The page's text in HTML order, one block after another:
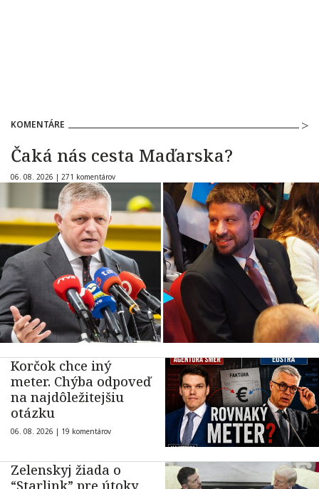
KOMENTÁRE
Čaká nás cesta Maďarska?
06. 08. 2026 | 271 komentárov
Korčok chce iný
meter. Chýba odpoveď
na najdôležitejšiu
otázku
06. 08. 2026 | 19 komentárov
Zelenskyj žiada o
“Starlink” pre útoky